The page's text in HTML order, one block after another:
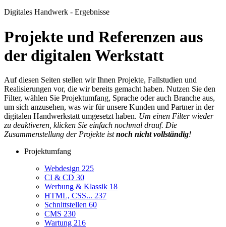
Digitales Handwerk - Ergebnisse
Projekte und Referenzen aus
der digitalen Werkstatt
Auf diesen Seiten stellen wir Ihnen Projekte, Fallstudien und
Realisierungen vor, die wir bereits gemacht haben. Nutzen Sie den
Filter, wählen Sie Projektumfang, Sprache oder auch Branche aus,
um sich anzusehen, was wir für unsere Kunden und Partner in der
digitalen Handwerkstatt umgesetzt haben. Um einen Filter wieder
zu deaktiveren, klicken Sie einfach nochmal drauf. Die
Zusammenstellung der Projekte istnoch nicht vollständig!
Projektumfang
Webdesign 225
CI & CD 30
Werbung & Klassik 18
HTML, CSS... 237
Schnittstellen 60
CMS 230
Wartung 216